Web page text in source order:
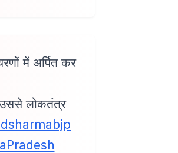
में अर्पित कर
उससे लोकतंत्र